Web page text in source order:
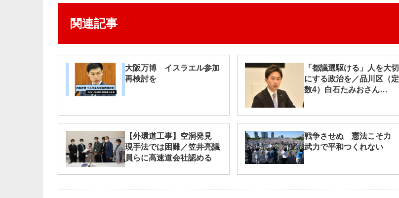
関連記事
大阪万博 イスラエル参加
再検討を
「都議選駆ける」人を大切
にする政治を／品川区（定
数4）白石たみおさん
（39）現
【外環道工事】空洞発見
現手法では困難／笠井亮議
員らに高速道会社認める
戦争させぬ 憲法こそ力
武力で平和つくれない